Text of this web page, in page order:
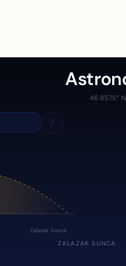
46.8575°
Zalazak Sunca
ZALAZAK SUNCA